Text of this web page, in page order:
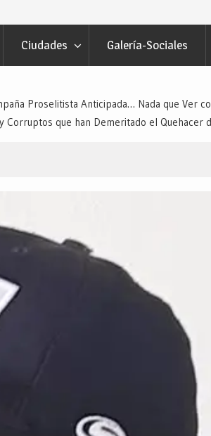
Regional”.
Necesitan… Desde:
Ciudades Galería-Sociales
Proselitista Anticipada… Nada que Ver
que han Demeritado el Quehacer